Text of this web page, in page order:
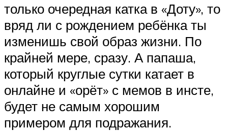
только очередная катка в «Доту», то
вряд ли с рождением ребёнка ты
изменишь свой образ жизни. По
крайней мере, сразу. А папаша,
который круглые сутки катает в
онлайне и «орёт» с мемов в инсте,
будет не самым хорошим
примером для подражания.